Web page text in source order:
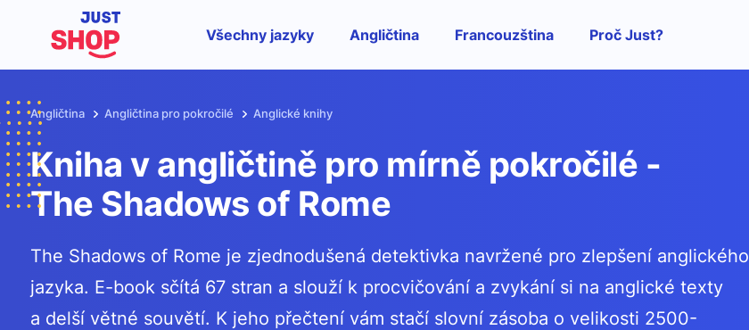
Všechny jazyky Angličtina Francouzština Proč Just?
Angličtina Angličtina pro pokročilé Anglické knihy
Kniha v angličtině pro mírně pokročilé -
The Shadows of Rome
The Shadows of Rome je zjednodušená detektivka navržené pro zlepšení anglického
jazyka. E-book sčítá 67 stran a slouží k procvičování a zvykání si na anglické texty
a delší větné souvětí. K jeho přečtení vám stačí slovní zásoba o velikosti 2500-